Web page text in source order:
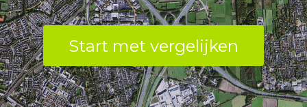
Start met vergelijken